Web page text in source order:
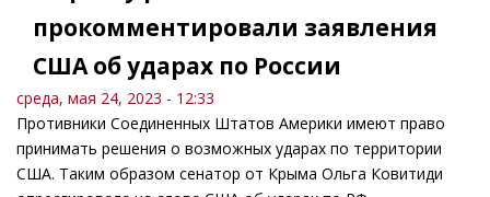
прокомментировали заявления
США об ударах по России
среда, мая 24, 2023 - 12:33
Противники Соединенных Штатов Америки имеют право
принимать решения о возможных ударах по территории
США. Таким образом сенатор от Крыма Ольга Ковитиди